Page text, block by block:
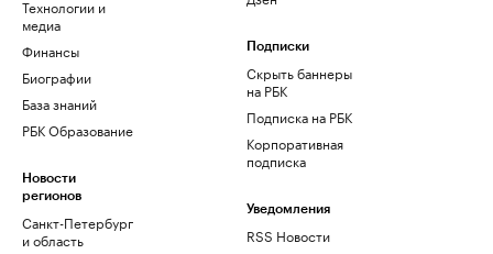
Технологии и
медиа
Финансы
Биографии
База знаний
РБК Образование
Новости
регионов
Санкт-Петербург
и область
Подписки
Скрыть баннеры
на РБК
Подписка на РБК
Корпоративная
подписка
Уведомления
RSS Новости